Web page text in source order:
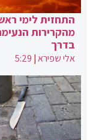
התחזית לימי
מהקרירות
בדרך
אלי שפירא|
5:29